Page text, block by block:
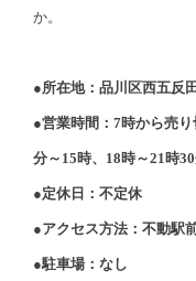
か。
●所在地：品川区西五反
●営業時間：7時から売
分～15時、18時～21時
●定休日：不定休
●アクセス方法：不動駅
●駐車場：なし